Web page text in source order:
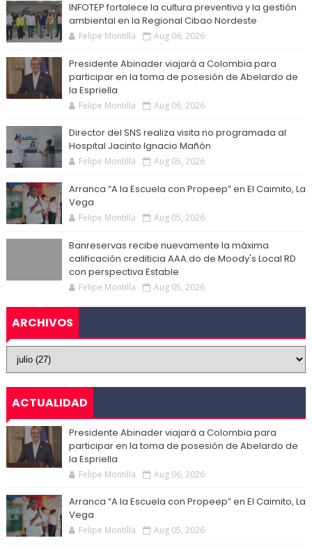
INFOTEP fortalece la cultura preventiva y la gestión
ambiental en la Regional Cibao Nordeste
Felipe Montilla Aug 06, 2026
Presidente Abinader viajará a Colombia para
participar en la toma de posesión de Abelardo de
la Espriella
Felipe Montilla Aug 06, 2026
Director del SNS realiza visita no programada al
Hospital Jacinto Ignacio Mañón
Felipe Montilla Aug 05, 2026
Arranca “A la Escuela con Propeep” en El Caimito, La
Vega
Felipe Montilla Aug 05, 2026
Banreservas recibe nuevamente la máxima
calificación crediticia AAA.do de Moody's Local RD
con perspectiva Estable
Felipe Montilla Aug 05, 2026
ARCHIVOS
ACTUALIDAD
Presidente Abinader viajará a Colombia para
participar en la toma de posesión de Abelardo de
la Espriella
Felipe Montilla Aug 06, 2026
Arranca “A la Escuela con Propeep” en El Caimito, La
Vega
Felipe Montilla Aug 05, 2026